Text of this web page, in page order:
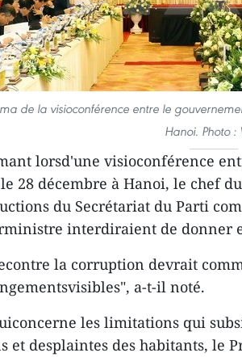
de la visioconférence entre le
Hanoi. Photo :
lorsd'une visioconférence
28 décembre à Hanoi, le chef
du Secrétariat du Parti
interdiraient de donner
la corruption devrait
a-t-il noté.
les limitations qui
et desplaintes des habitants, le